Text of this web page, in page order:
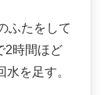
ふたをして
2時間ほど
を足す。